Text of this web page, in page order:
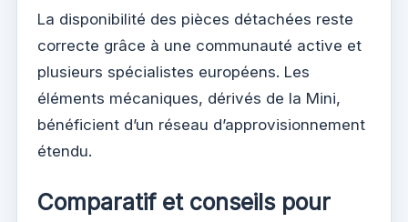
La disponibilité des pièces détachées reste
correcte grâce à une communauté active et
plusieurs spécialistes européens. Les
éléments mécaniques, dérivés de la Mini,
bénéficient d’un réseau d’approvisionnement
étendu.
Comparatif et conseils pour